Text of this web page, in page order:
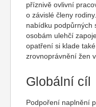
příznivě ovlivní
o závislé členy
nabídku podpůrných
osobám ulehčí
opatření si klade
zrovnoprávnění žen
Globální cíl
Podpoření naplnění